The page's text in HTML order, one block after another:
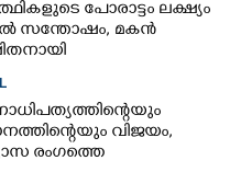
പോരാട്ടം ലക്ഷ്യം
സന്തോഷം, മകൻ
ദിപ്കെയുടെ മാതാവ്
വിജയം,
രംഗത്തെ